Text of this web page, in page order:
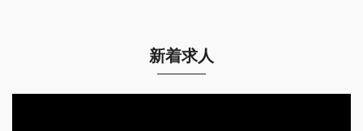
新着求人